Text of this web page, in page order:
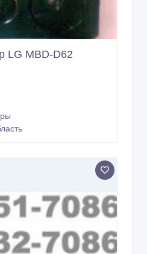
LG MBD-D62